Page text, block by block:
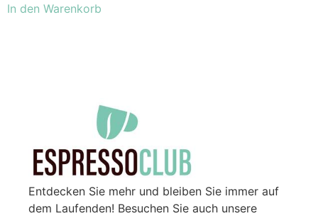
In den Warenkorb
Entdecken Sie mehr und bleiben Sie immer auf
dem Laufenden! Besuchen Sie auch unsere